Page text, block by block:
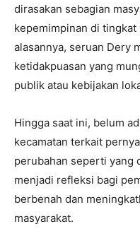
dirasakan sebagian
kepemimpinan di
alasannya, seruan Dery
ketidakpuasan yang
publik atau kebijakan
Hingga saat ini, belum
kecamatan terkait
perubahan seperti yang
menjadi refleksi bagi
berbenah dan
masyarakat.